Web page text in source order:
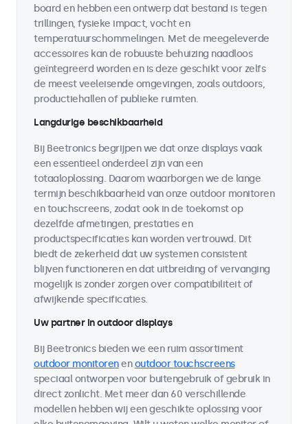
board en hebben een ontwerp dat bestand is tegen
trillingen, fysieke impact, vocht en
temperatuurschommelingen. Met de meegeleverde
accessoires kan de robuuste behuizing naadloos
geïntegreerd worden en is deze geschikt voor zelfs
de meest veeleisende omgevingen, zoals outdoors,
productiehallen of publieke ruimten.
Langdurige beschikbaarheid
Bij Beetronics begrijpen we dat onze displays vaak
een essentieel onderdeel zijn van een
totaaloplossing. Daarom waarborgen we de lange
termijn beschikbaarheid van onze outdoor monitoren
en touchscreens, zodat ook in de toekomst op
dezelfde afmetingen, prestaties en
productspecificaties kan worden vertrouwd. Dit
biedt de zekerheid dat uw systemen consistent
blijven functioneren en dat uitbreiding of vervanging
mogelijk is zonder zorgen over compatibiliteit of
afwijkende specificaties.
Uw partner in outdoor displays
Bij Beetronics bieden we een ruim assortiment
outdoor monitorenenoutdoor touchscreens
speciaal ontworpen voor buitengebruik of gebruik in
direct zonlicht. Met meer dan 60 verschillende
modellen hebben wij een geschikte oplossing voor